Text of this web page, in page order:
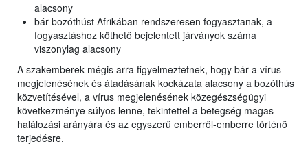
alacsony
bár bozóthúst Afrikában rendszeresen fogyasztanak, a
fogyasztáshoz köthető bejelentett járványok száma
viszonylag alacsony
A szakemberek mégis arra figyelmeztetnek, hogy bár a vírus
megjelenésének és átadásának kockázata alacsony a bozóthús
közvetítésével, a vírus megjelenésének közegészségügyi
következménye súlyos lenne, tekintettel a betegség magas
halálozási arányára és az egyszerű emberről-emberre történő
terjedésre.